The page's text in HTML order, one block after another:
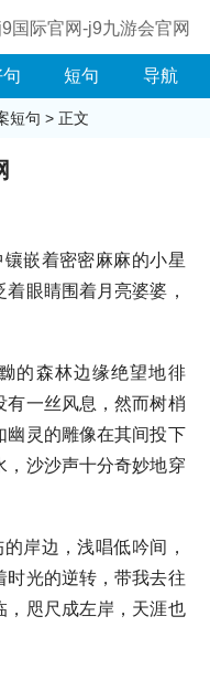
j9国际官网-j9九游会官网
短句 导航
短句 > 正文
嵌着密密麻麻的小星
眼睛围着月亮婆婆，
的森林边缘绝望地徘
有一丝风息，然而树梢
幽灵的雕像在其间投下
，沙沙声十分奇妙地穿
岸边，浅唱低吟间，
时光的逆转，带我去往
，咫尺成左岸，天涯也